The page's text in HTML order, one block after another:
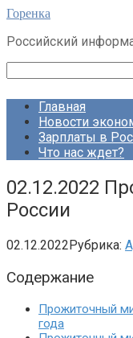
Перейти
контенту
Горенка
Российский
Главная
Новости
Зарплаты в
Что нас ждет?
02.12.2022
России
02.12.2022Рубрика:
Содержание
Прожиточный
года